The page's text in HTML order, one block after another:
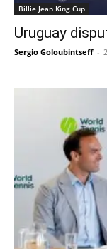
Billie Jean King Cup
Uruguay
Sergio Goloubintseff -